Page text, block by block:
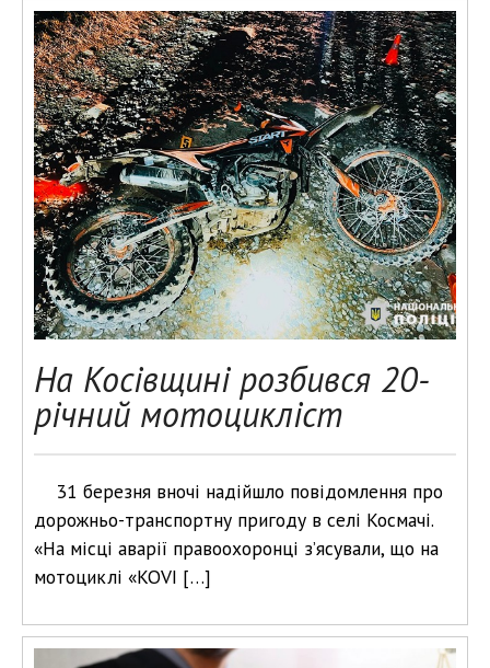
На Косівщині розбився 20-
річний мотоцикліст
31 березня вночі надійшло повідомлення про
дорожньо-транспортну пригоду в селі Космачі.
«На місці аварії правоохоронці з’ясували, що на
мотоциклі «KOVI […]